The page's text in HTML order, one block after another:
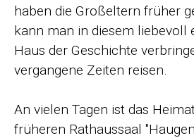
haben die Großeltern früher
kann man in diesem liebevoll
Haus der Geschichte
vergangene Zeiten reisen.
An vielen Tagen ist das
früheren Rathaussaal